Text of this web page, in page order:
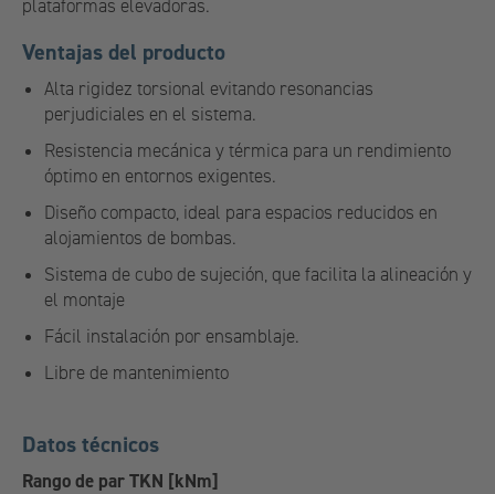
plataformas elevadoras.
Ventajas del producto
Alta rigidez torsional evitando resonancias
perjudiciales en el sistema.
Resistencia mecánica y térmica para un rendimiento
óptimo en entornos exigentes.
Diseño compacto, ideal para espacios reducidos en
alojamientos de bombas.
Sistema de cubo de sujeción, que facilita la alineación y
el montaje
Fácil instalación por ensamblaje.
Libre de mantenimiento
Datos técnicos
Rango de par TKN [kNm]